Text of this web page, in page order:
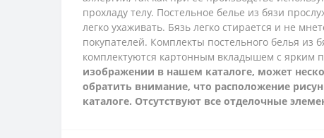
прохладу телу. Постельное белье из бязи
легко ухаживать. Бязь легко стирается и не
покупателей. Комплекты постельного белья из
комплектуются картонным вкладышем с ярким
изображении в нашем каталоге, может
обратить внимание, что расположение
каталоге. Отсутствуют все отделочные